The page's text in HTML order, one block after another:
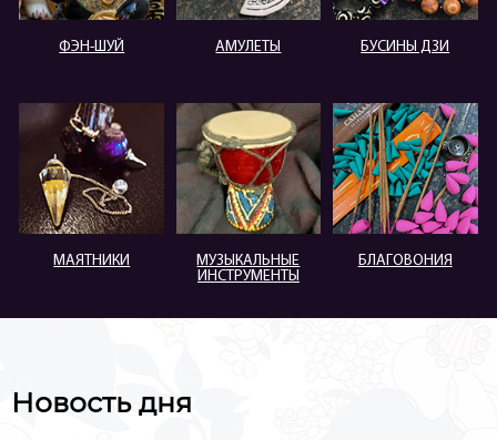
ФЭН-ШУЙ АМУЛЕТЫ БУСИНЫ ДЗИ
МАЯТНИКИ
МУЗЫКАЛЬНЫЕ
ИНСТРУМЕНТЫ
БЛАГОВОНИЯ
Новость дня